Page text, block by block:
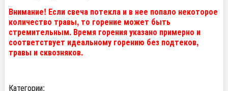
Внимание! Если свеча потекла и в нее попало некоторое
количество травы, то горение может быть
стремительным. Время горения указано примерно и
соответствует идеальному горению без подтеков,
травы и сквозняков.
Категории: